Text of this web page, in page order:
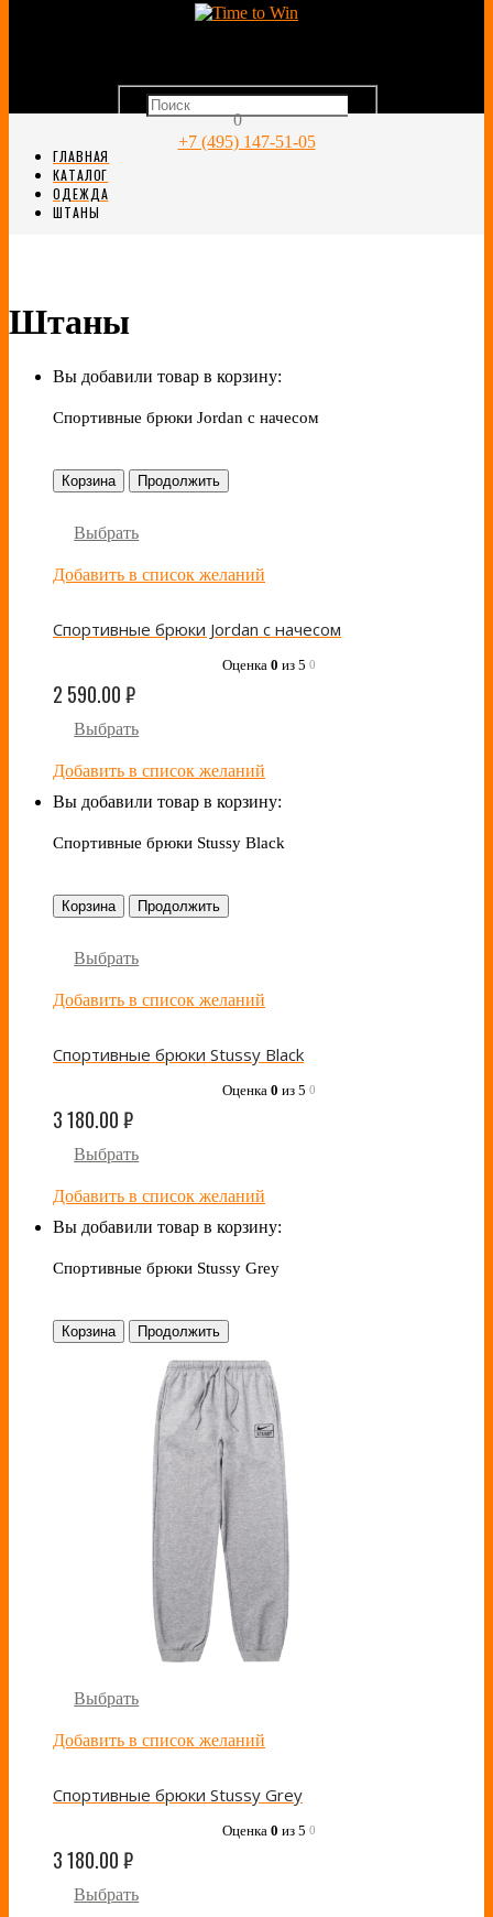
0
+7 (495) 147-51-05
ГЛАВНАЯ
КАТАЛОГ
ОДЕЖДА
ШТАНЫ
Штаны
Вы добавили товар в корзину:
Спортивные брюки Jordan с начесом
Корзина Продолжить
Выбрать
Добавить в список желаний
Спортивные брюки Jordan с начесом
Оценка 0 из 5 0
2 590.00₽
Выбрать
Добавить в список желаний
Вы добавили товар в корзину:
Спортивные брюки Stussy Black
Корзина Продолжить
Выбрать
Добавить в список желаний
Спортивные брюки Stussy Black
Оценка 0 из 5 0
3 180.00₽
Выбрать
Добавить в список желаний
Вы добавили товар в корзину:
Спортивные брюки Stussy Grey
Корзина Продолжить
Выбрать
Добавить в список желаний
Спортивные брюки Stussy Grey
Оценка 0 из 5 0
3 180.00₽
Выбрать